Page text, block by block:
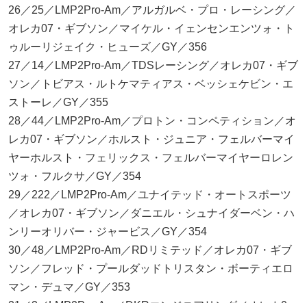
26／25／LMP2Pro-Am／アルガルベ・プロ・レーシング／
オレカ07・ギブソン／マイケル・イェンセンエンツォ・ト
ゥルーリジェイク・ヒューズ／GY／356
27／14／LMP2Pro-Am／TDSレーシング／オレカ07・ギブ
ソン／トビアス・ルトケマティアス・ベッシェケビン・エ
ストーレ／GY／355
28／44／LMP2Pro-Am／プロトン・コンペティション／オ
レカ07・ギブソン／ホルスト・ジュニア・フェルバーマイ
ヤーホルスト・フェリックス・フェルバーマイヤーロレン
ツォ・フルクサ／GY／354
29／222／LMP2Pro-Am／ユナイテッド・オートスポーツ
／オレカ07・ギブソン／ダニエル・シュナイダーベン・ハ
ンリーオリバー・ジャービス／GY／354
30／48／LMP2Pro-Am／RDリミテッド／オレカ07・ギブ
ソン／フレッド・プールダッドトリスタン・ボーティエロ
マン・デュマ／GY／353